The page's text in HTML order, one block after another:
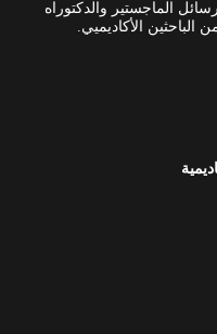
الماجستير والدكتوراه
الأكاديميي.